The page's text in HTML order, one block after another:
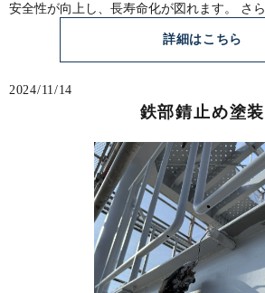
安全性が向上し、長寿命化が図れます。 さ
詳細はこちら
2024/11/14
鉄部錆止め塗装